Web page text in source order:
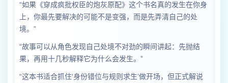
“如果《穿成疯批权臣的炮灰原配》这个书名真的发生在你身
上，你最先要解决的可能不是变强，而是先弄清自己的处
境。”
“故事可以从角色发现自己处境不对劲的瞬间讲起：先抛结
果，再用十几秒解释它为什么会发生。”
“这本书适合抓住‘身份错位与规则求生’做开场，但正式解说